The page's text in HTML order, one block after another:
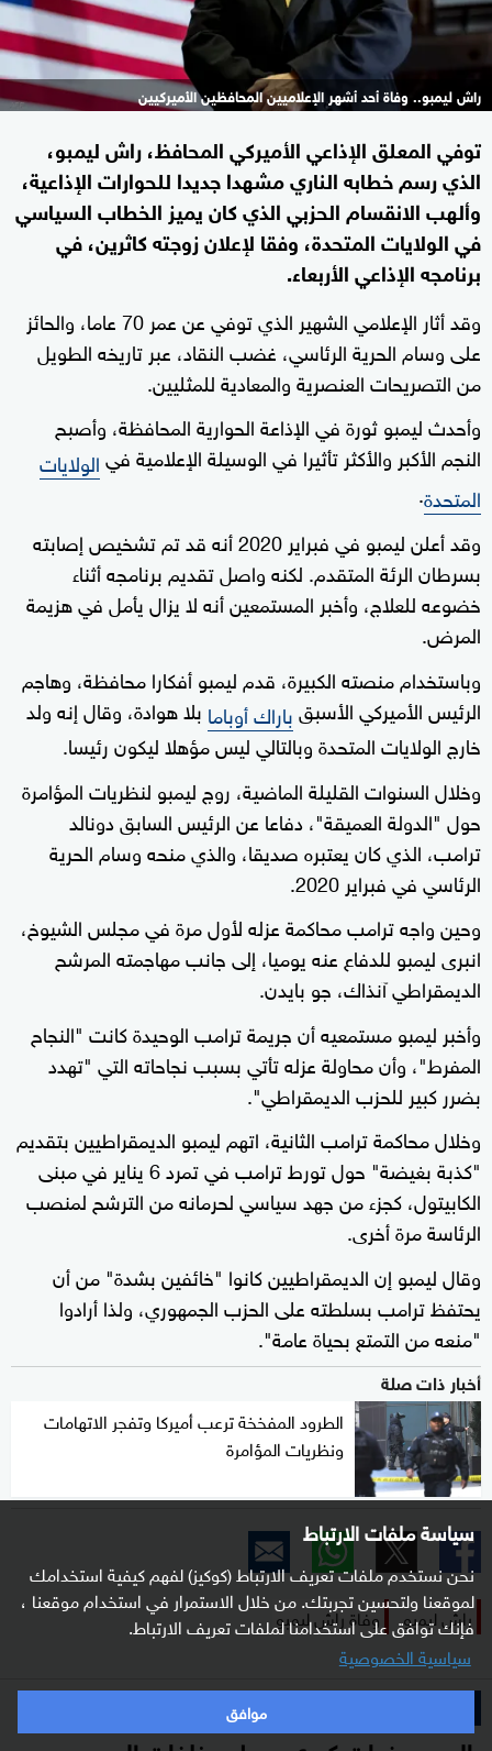
سياسة ملفات الارتباط
نحن نستخدم ملفات تعريف الارتباط (كوكيز) لفهم كيفية استخدامك
لموقعنا ولتحسين تجربتك. من خلال الاستمرار في استخدام موقعنا ،
فإنك توافق على استخدامنا لملفات تعريف الارتباط.
سياسية الخصوصية
موافق
راش ليمبو.. وفاة أحد أشهر الإعلاميين المحافظين الأميركيين
توفي المعلق الإذاعي الأميركي المحافظ، راش ليمبو،
الذي رسم خطابه الناري مشهدا جديدا للحوارات الإذاعية،
وألهب الانقسام الحزبي الذي كان يميز الخطاب السياسي
في الولايات المتحدة، وفقا لإعلان زوجته كاثرين، في
برنامجه الإذاعي الأربعاء.
وقد أثار الإعلامي الشهير الذي توفي عن عمر 70 عاما، والحائز
على وسام الحرية الرئاسي، غضب النقاد، عبر تاريخه الطويل
من التصريحات العنصرية والمعادية للمثليين.
وأحدث ليمبو ثورة في الإذاعة الحوارية المحافظة، وأصبح
النجم الأكبر والأكثر تأثيرا في الوسيلة الإعلامية فيالولايات
المتحدة.
وقد أعلن ليمبو في فبراير 2020 أنه قد تم تشخيص إصابته
بسرطان الرئة المتقدم. لكنه واصل تقديم برنامجه أثناء
خضوعه للعلاج، وأخبر المستمعين أنه لا يزال يأمل في هزيمة
المرض.
وباستخدام منصته الكبيرة، قدم ليمبو أفكارا محافظة، وهاجم
الرئيس الأميركي الأسبقباراك أوباما بلا هوادة، وقال إنه ولد
خارج الولايات المتحدة وبالتالي ليس مؤهلا ليكون رئيسا.
وخلال السنوات القليلة الماضية، روج ليمبو لنظريات المؤامرة
حول "الدولة العميقة"، دفاعا عن الرئيس السابق دونالد
ترامب، الذي كان يعتبره صديقا، والذي منحه وسام الحرية
الرئاسي في فبراير 2020.
وحين واجه ترامب محاكمة عزله لأول مرة في مجلس الشيوخ،
انبرى ليمبو للدفاع عنه يوميا، إلى جانب مهاجمته المرشح
الديمقراطي آنذاك، جو بايدن.
وأخبر ليمبو مستمعيه أن جريمة ترامب الوحيدة كانت "النجاح
المفرط"، وأن محاولة عزله تأتي بسبب نجاحاته التي "تهدد
بضرر كبير للحزب الديمقراطي".
وخلال محاكمة ترامب الثانية، اتهم ليمبو الديمقراطيين بتقديم
"كذبة بغيضة" حول تورط ترامب في تمرد 6 يناير في مبنى
الكابيتول، كجزء من جهد سياسي لحرمانه من الترشح لمنصب
الرئاسة مرة أخرى.
وقال ليمبو إن الديمقراطيين كانوا "خائفين بشدة" من أن
يحتفظ ترامب بسلطته على الحزب الجمهوري، ولذا أرادوا
"منعه من التمتع بحياة عامة".
أخبار ذات صلة
الطرود المفخخة ترعب أميركا وتفجر الاتهامات
ونظريات المؤامرة
راش ليمبو وفاة راش ليمبو